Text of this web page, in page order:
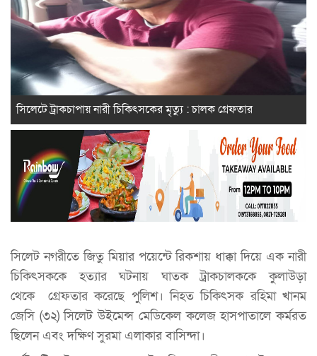
সিলেটে ট্রাকচাপায় নারী চিকিৎসকের মৃত্যু : চালক গ্রেফতার
সিলেট নগরীতে জিতু মিয়ার পয়েন্টে রিকশায় ধাক্কা দিয়ে এক নারী
চিকিৎসককে হত্যার ঘটনায় ঘাতক ট্রাকচালককে কুলাউড়া
থেকে গ্রেফতার করেছে পুলিশ। নিহত চিকিৎসক রহিমা খানম
জেসি (৩২) সিলেট উইমেন্স মেডিকেল কলেজ হাসপাতালে কর্মরত
ছিলেন এবং দক্ষিণ সুরমা এলাকার বাসিন্দা।